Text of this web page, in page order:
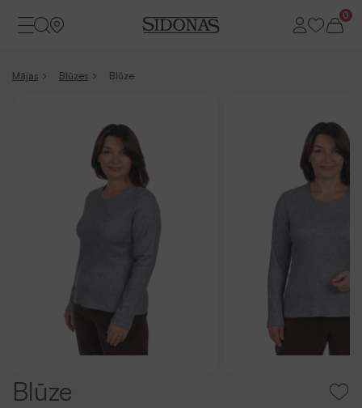
0
Mājas Blūzes Blūze
Blūze